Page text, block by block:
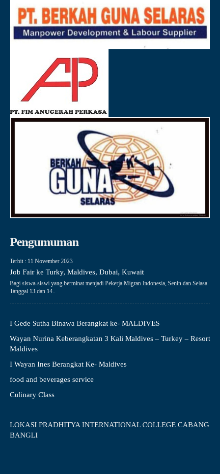
Pengumuman
Terbit : 11 November 2023
Job Fair ke Turky, Maldives, Dubai, Kuwait
Bagi siswa-siswi yang berminat menjadi Pekerja Migran Indonesia, Senin dan Selasa
Tanggal 13 dan 14..
I Gede Sutha Binawa Berangkat ke- MALDIVES
Wayan Nurina Keberangkatan 3 Kali Maldives – Turkey – Resort
Maldives
I Wayan Ines Berangkat Ke- Maldives
food and beverages service
Culinary Class
LOKASI PRADHITYA INTERNATIONAL COLLEGE CABANG
BANGLI